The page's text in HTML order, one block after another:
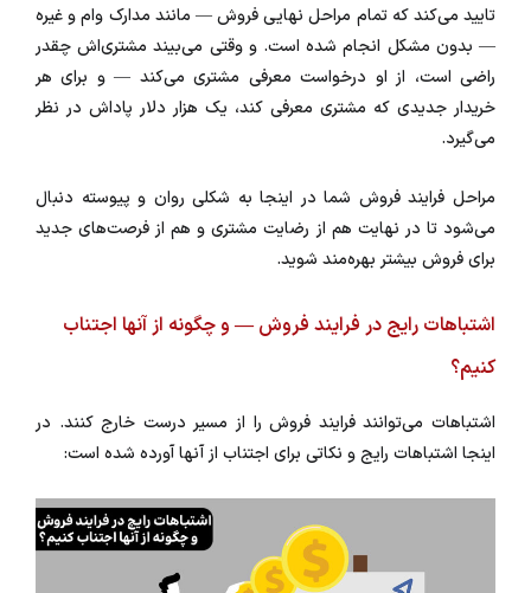
تایید می‌کند که تمام مراحل نهایی فروش — مانند مدارک وام و غیره
— بدون مشکل انجام شده است. و وقتی می‌بیند مشتری‌اش چقدر
راضی است، از او درخواست معرفی مشتری می‌کند — و برای هر
خریدار جدیدی که مشتری معرفی کند، یک هزار دلار پاداش در نظر
می‌گیرد.
مراحل فرایند فروش شما در اینجا به شکلی روان و پیوسته دنبال
می‌شود تا در نهایت هم از رضایت مشتری و هم از فرصت‌های جدید
برای فروش بیشتر بهره‌مند شوید.
اشتباهات رایج در فرایند فروش — و چگونه از آنها اجتناب
کنیم؟
اشتباهات می‌توانند فرایند فروش را از مسیر درست خارج کنند. در
اینجا اشتباهات رایج و نکاتی برای اجتناب از آنها آورده شده است: